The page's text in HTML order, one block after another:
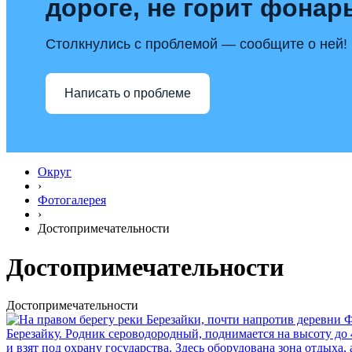
дороге, не горит
Столкнулись с проблемой — сообщите о ней!
Написать о проблеме
Округ
›
Фотогалерея
›
Достопримечательности
Достопримечательности
Достопримечательности